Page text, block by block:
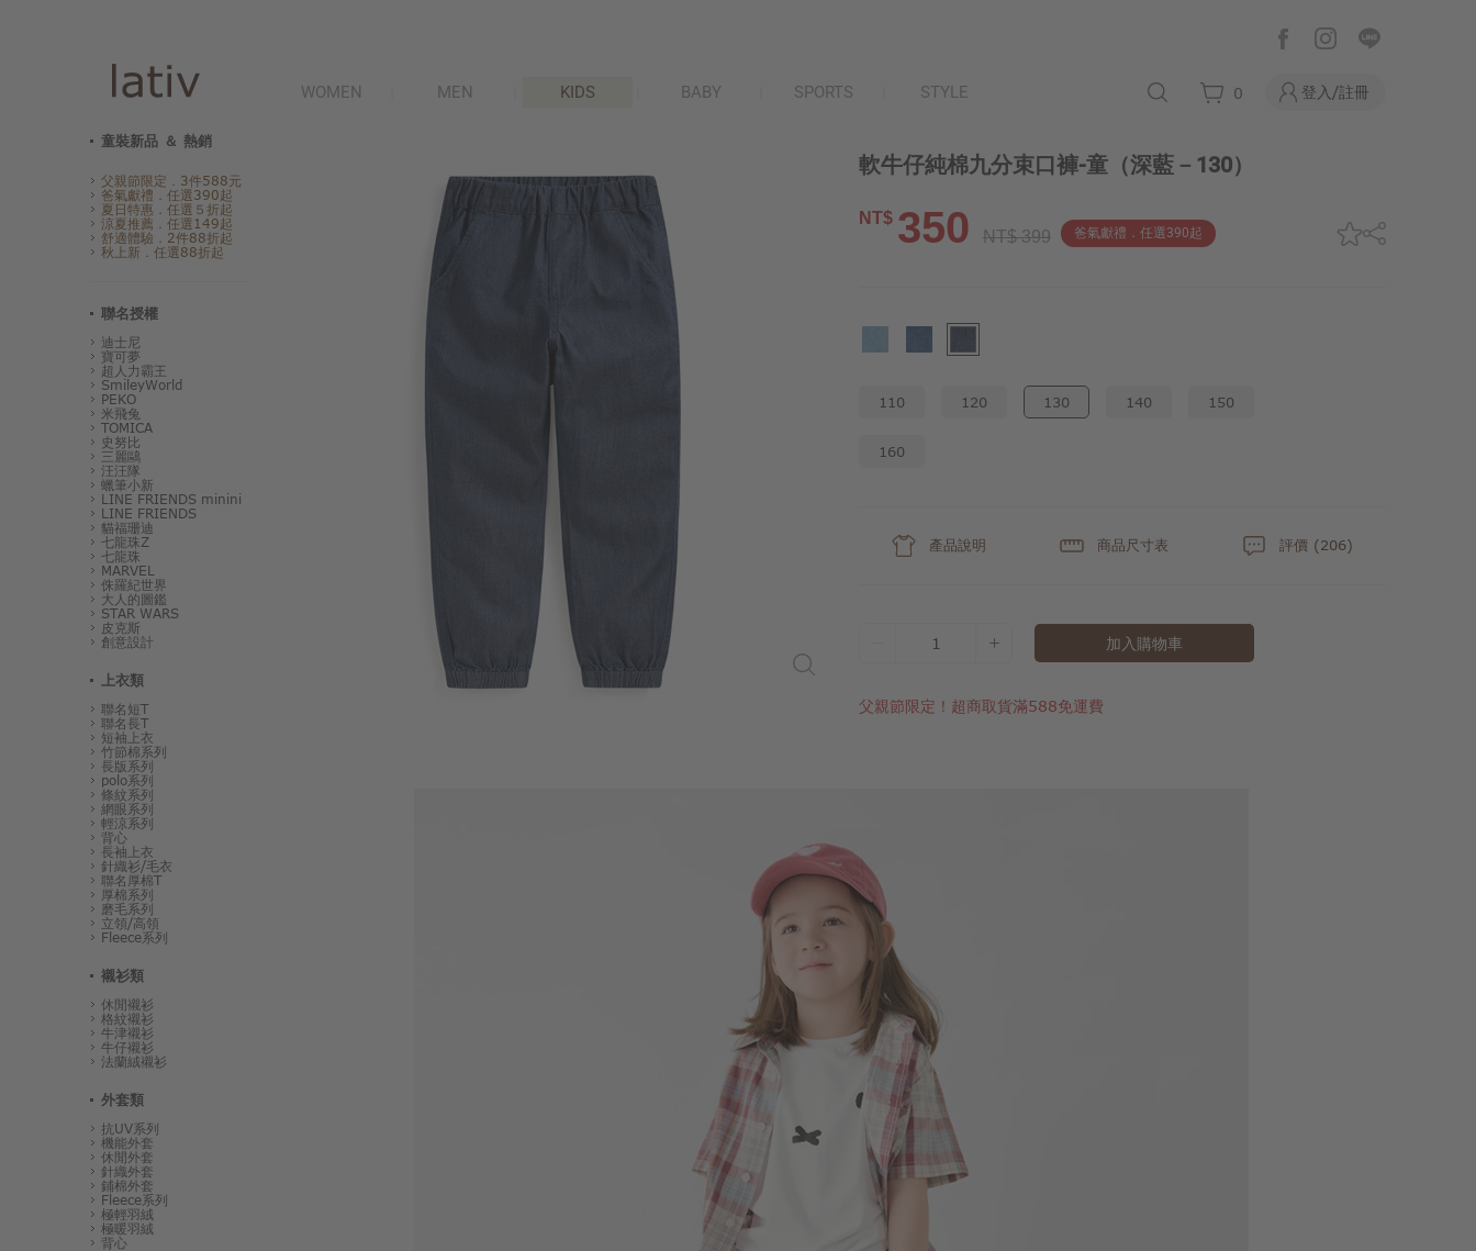
WOMEN MEN KIDS BABY SPORTS STYLE 0 登入/註冊
童裝新品 ＆ 熱銷
父親節限定．3件588元
爸氣獻禮．任選390起
夏日特惠．任選５折起
涼夏推薦．任選149起
舒適體驗．2件88折起
秋上新．任選88折起
聯名授權
迪士尼
寶可夢
超人力霸王
SmileyWorld
PEKO
米飛兔
TOMICA
史努比
三麗鷗
汪汪隊
蠟筆小新
LINE FRIENDS minini
LINE FRIENDS
貓福珊迪
七龍珠Z
七龍珠
MARVEL
侏羅紀世界
大人的圖鑑
STAR WARS
皮克斯
創意設計
上衣類
聯名短T
聯名長T
短袖上衣
竹節棉系列
長版系列
polo系列
條紋系列
網眼系列
輕涼系列
背心
長袖上衣
針織衫/毛衣
聯名厚棉T
厚棉系列
磨毛系列
立領/高領
Fleece系列
襯衫類
休閒襯衫
格紋襯衫
牛津襯衫
牛仔襯衫
法蘭絨襯衫
外套類
抗UV系列
機能外套
休閒外套
針織外套
鋪棉外套
Fleece系列
極輕羽絨
極暖羽絨
背心
軟牛仔純棉九分束口褲-童 （深藍－130）
NT$ 350 NT$ 399 爸氣獻禮．任選390起
110 120 130 140 150
160
產品說明 商品尺寸表 評價 (206)
1 加入購物車
父親節限定！超商取貨滿588免運費
196 $ 350